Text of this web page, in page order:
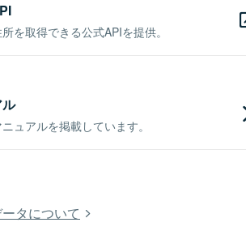
を取得できる公式APIを提供。
ュアルを掲載しています。
タについて